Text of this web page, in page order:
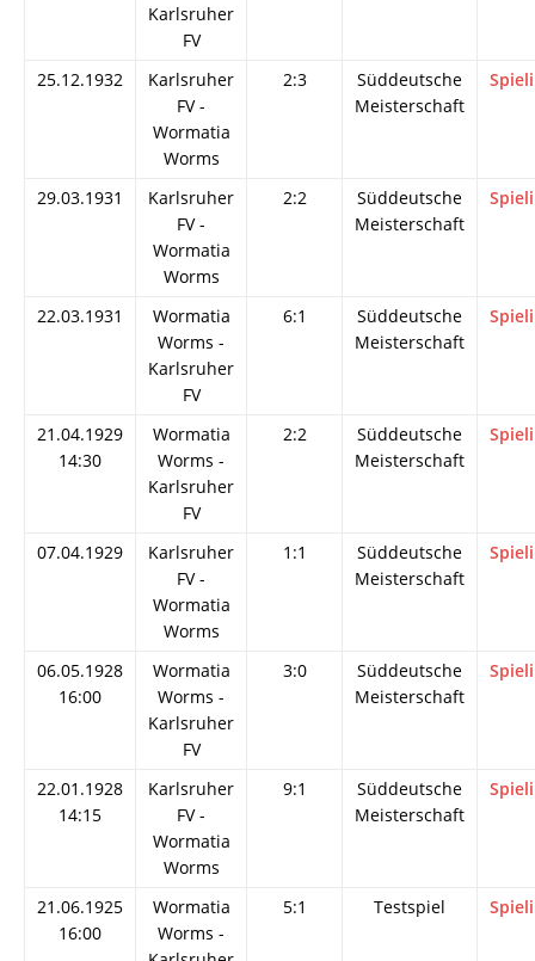
Karlsruher
FV
25.12.1932
Karlsruher
FV -
Wormatia
Worms
2:3
Süddeutsche
Meisterschaft
29.03.1931
Karlsruher
FV -
Wormatia
Worms
2:2
Süddeutsche
Meisterschaft
22.03.1931
Wormatia
Worms -
Karlsruher
FV
6:1
Süddeutsche
Meisterschaft
21.04.1929
14:30
Wormatia
Worms -
Karlsruher
FV
2:2
Süddeutsche
Meisterschaft
07.04.1929
Karlsruher
FV -
Wormatia
Worms
1:1
Süddeutsche
Meisterschaft
06.05.1928
16:00
Wormatia
Worms -
Karlsruher
FV
3:0
Süddeutsche
Meisterschaft
22.01.1928
14:15
Karlsruher
FV -
Wormatia
Worms
9:1
Süddeutsche
Meisterschaft
21.06.1925
16:00
Wormatia
Worms -
5:1 Testspiel